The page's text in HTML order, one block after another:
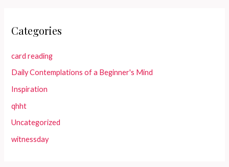
Categories
card reading
Daily Contemplations of a Beginner's Mind
Inspiration
qhht
Uncategorized
witnessday